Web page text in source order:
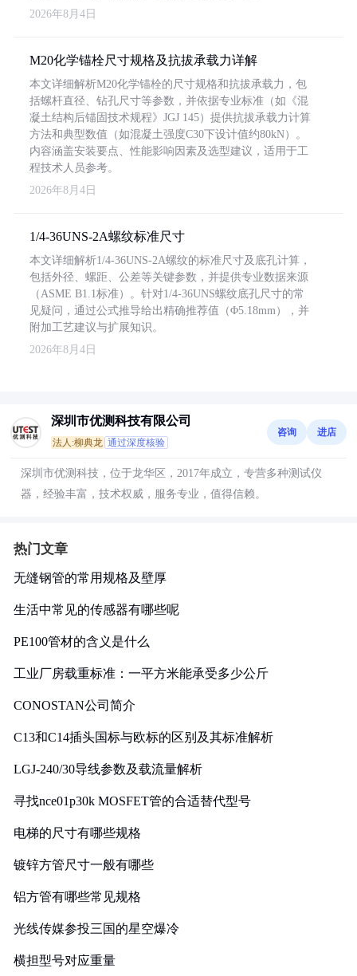
2026年8月4日
M20化学锚栓尺寸规格及抗拔承载力详解
本文详细解析M20化学锚栓的尺寸规格和抗拔承载力，包
括螺杆直径、钻孔尺寸等参数，并依据专业标准（如《混
凝土结构后锚固技术规程》JGJ 145）提供抗拔承载力计算
方法和典型数值（如混凝土强度C30下设计值约80kN）。
内容涵盖安装要点、性能影响因素及选型建议，适用于工
程技术人员参考。
2026年8月4日
1/4-36UNS-2A螺纹标准尺寸
本文详细解析1/4-36UNS-2A螺纹的标准尺寸及底孔计算，
包括外径、螺距、公差等关键参数，并提供专业数据来源
（ASME B1.1标准）。针对1/4-36UNS螺纹底孔尺寸的常
见疑问，通过公式推导给出精确推荐值（Φ5.18mm），并
附加工艺建议与扩展知识。
2026年8月4日
深圳市优测科技有限公司
法人:柳典龙 通过深度核验
咨询 进店
深圳市优测科技，位于龙华区，2017年成立，专营多种测试仪
器，经验丰富，技术权威，服务专业，值得信赖。
热门文章
无缝钢管的常用规格及壁厚
生活中常见的传感器有哪些呢
PE100管材的含义是什么
工业厂房载重标准：一平方米能承受多少公斤
CONOSTAN公司简介
C13和C14插头国标与欧标的区别及其标准解析
LGJ-240/30导线参数及载流量解析
寻找nce01p30k MOSFET管的合适替代型号
电梯的尺寸有哪些规格
镀锌方管尺寸一般有哪些
铝方管有哪些常见规格
光线传媒参投三国的星空爆冷
横担型号对应重量